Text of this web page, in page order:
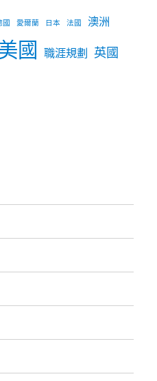
國 愛爾蘭 日本 法國 澳洲
國 職涯規劃
英國